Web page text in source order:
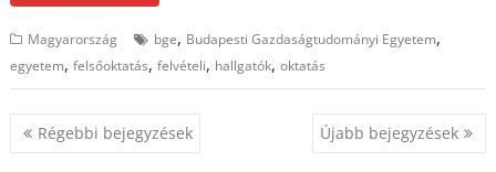
Magyarország bge, Budapesti Gazdaságtudományi Egyetem,
egyetem,felsőoktatás,felvételi, hallgatók,oktatás
Bejegyzés
navigáció
Régebbi bejegyzések Újabb bejegyzések